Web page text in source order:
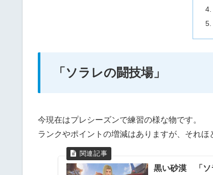
「ソラレの闘技場」
今現在はプレシーズンで練習の様な物です。
ランクやポイントの増減はありますが、それほ
黒い砂漠 「ソ